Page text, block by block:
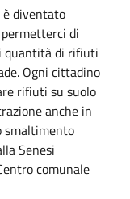
diventato
di
quantità di rifiuti
Ogni cittadino
rifiuti su suolo
anche in
smaltimento
Senesi
comunale